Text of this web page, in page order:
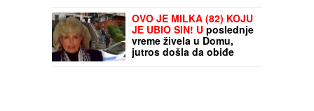
OVO JE MILKA (82) KOJU
JE UBIO SIN! U poslednje
vreme živela u Domu,
jutros došla da obiđe
sina, a on je TUKAO DO